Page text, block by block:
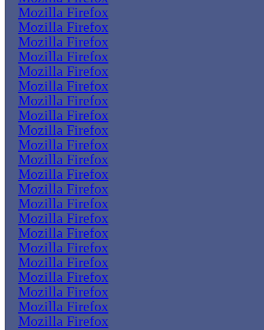
Mozilla Firefox
Mozilla Firefox
Mozilla Firefox
Mozilla Firefox
Mozilla Firefox
Mozilla Firefox
Mozilla Firefox
Mozilla Firefox
Mozilla Firefox
Mozilla Firefox
Mozilla Firefox
Mozilla Firefox
Mozilla Firefox
Mozilla Firefox
Mozilla Firefox
Mozilla Firefox
Mozilla Firefox
Mozilla Firefox
Mozilla Firefox
Mozilla Firefox
Mozilla Firefox
Mozilla Firefox